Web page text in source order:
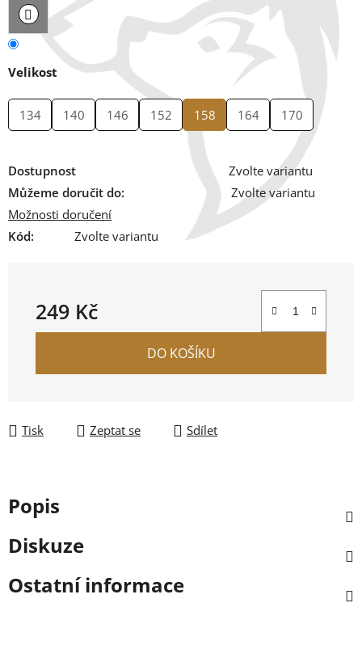
Velikost
134 140 146 152 158 164 170
Dostupnost
Zvolte variantu
Můžeme doručit do:
Zvolte variantu
Možnosti doručení
Kód:
Zvolte variantu
249 Kč
Měrná cena:
DO KOŠÍKU
Tisk Zeptat se Sdílet
Popis
Diskuze
Ostatní informace